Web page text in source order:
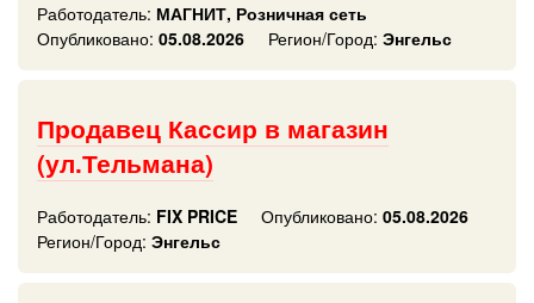
Работодатель: МАГНИТ, Розничная сеть
Опубликовано: 05.08.2026 Регион/Город: Энгельс
Продавец Кассир в магазин
(ул.Тельмана)
Работодатель: FIX PRICE Опубликовано: 05.08.2026
Регион/Город: Энгельс